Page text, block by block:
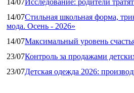
14/07Исследование: родители
14/07Стильная школьная форма,
мода. Осень - 2026»
14/07Максимальный уровень
23/07Контроль за продажами
23/07Детская одежда 2026: